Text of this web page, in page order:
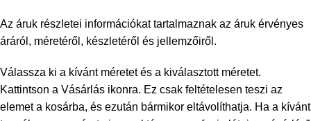
Az áruk részletei információkat tartalmaznak az áruk érvényes
áráról, méretéről, készletéről és jellemzőiről.
Válassza ki a kívánt méretet és a kiválasztott méretet.
Kattintson a Vásárlás ikonra. Ez csak feltételesen teszi az
elemet a kosárba, és ezután bármikor eltávolíthatja. Ha a kívánt